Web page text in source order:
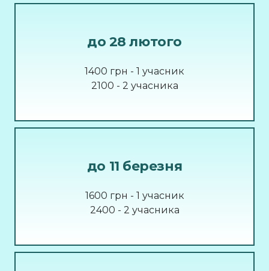
до 28 лютого
1400 грн - 1 учасник
2100 - 2 учасника
до 11 березня
1600 грн - 1 учасник
2400 - 2 учасника